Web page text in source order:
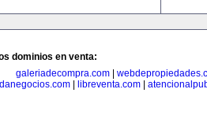
dominios en venta:
galeriadecompra.com|
libreventa.com